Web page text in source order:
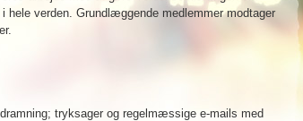
hele verden. Grundlæggende medlemmer modtager
tryksager og regelmæssige e-mails med